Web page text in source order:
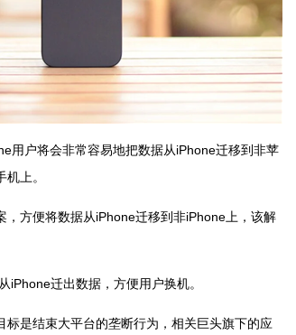
户将会非常容易地把数据从iPhone迁移到非苹
上。
方便将数据从iPhone迁移到非iPhone上，该解
迁出数据，方便用户换机。
是结束大平台的垄断行为，相关巨头旗下的应